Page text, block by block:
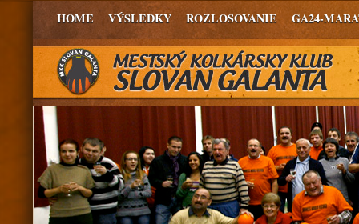
HOME VÝSLEDKY ROZLOSOVANIE GA24-